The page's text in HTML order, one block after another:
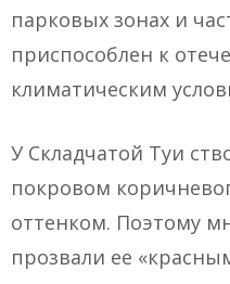
парковых зонах и
приспособлен к
климатическим
У Складчатой Туи
покровом
оттенком. Поэтому
прозвали ее